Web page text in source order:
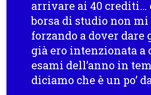
arrivare ai 40 crediti…
borsa di studio non mi
forzando a dover dare
già ero intenzionata a
esami dell’anno in
diciamo che è un po’